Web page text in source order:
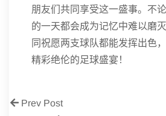
朋友们共同享受这一盛事。不
的一天都会成为记忆中难以磨
同祝愿两支球队都能发挥出色
精彩绝伦的足球盛宴！
Prev Post